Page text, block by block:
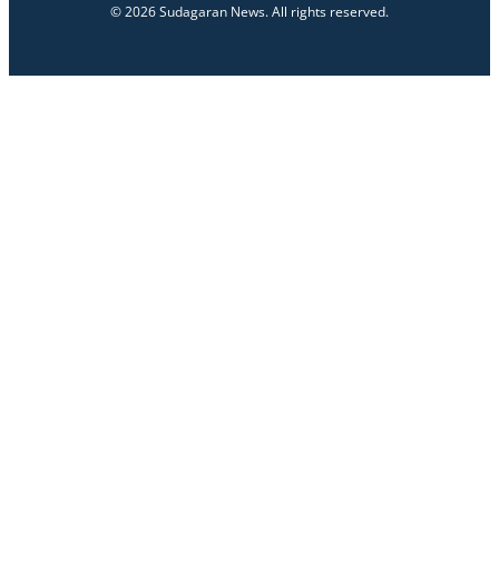
© 2026 Sudagaran News. All rights reserved.